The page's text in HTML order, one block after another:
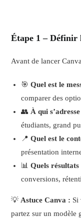
Étape 1 – Définir
Avant de lancer
🎯Quel est le
comparer des
👥 À qui
étudiants, grand
📍Quel est le
présentation
📊Quels résultats
conversions,
💡 Astuce Canva : Si
partez sur un modèle